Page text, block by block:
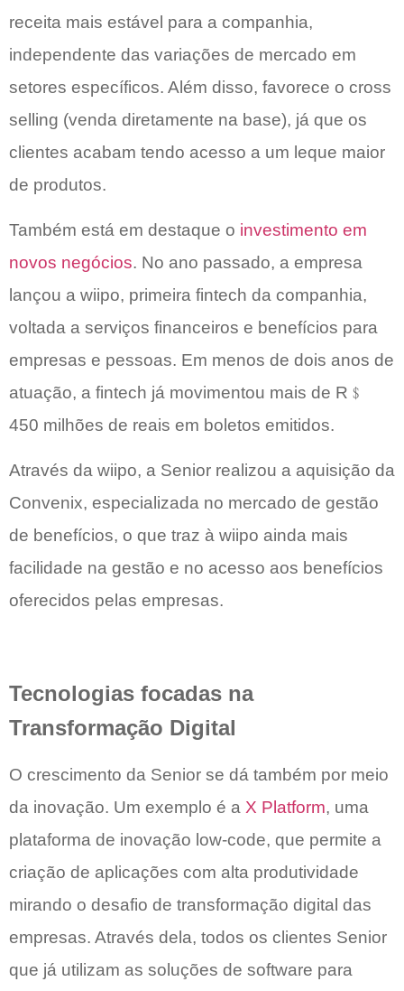
receita mais estável para a companhia,
independente das variações de mercado em
setores específicos. Além disso, favorece o cross
selling (venda diretamente na base), já que os
clientes acabam tendo acesso a um leque maior
de produtos.
Também está em destaque o investimento em
novos negócios. No ano passado, a empresa
lançou a wiipo, primeira fintech da companhia,
voltada a serviços financeiros e benefícios para
empresas e pessoas. Em menos de dois anos de
atuação, a fintech já movimentou mais de R﹩
450 milhões de reais em boletos emitidos.
Através da wiipo, a Senior realizou a aquisição da
Convenix, especializada no mercado de gestão
de benefícios, o que traz à wiipo ainda mais
facilidade na gestão e no acesso aos benefícios
oferecidos pelas empresas.
Tecnologias focadas na
Transformação Digital
O crescimento da Senior se dá também por meio
da inovação. Um exemplo é a X Platform, uma
plataforma de inovação low-code, que permite a
criação de aplicações com alta produtividade
mirando o desafio de transformação digital das
empresas. Através dela, todos os clientes Senior
que já utilizam as soluções de software para